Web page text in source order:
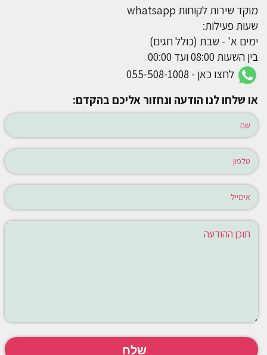
מוקד שירות לקוחות whatsapp
שעות פעילות:
ימים א' - שבת (כולל חגים)
בין השעות 08:00 ועד 00:00
לחצו כאן - 055-508-1008
או שלחו לנו הודעה ונחזור אליכם בהקדם: